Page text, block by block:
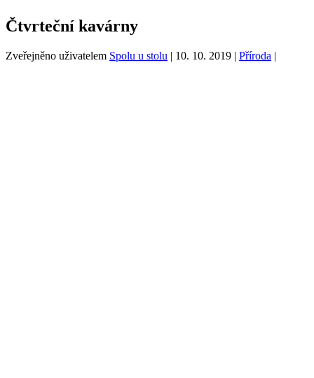
Čtvrteční kavárny
Zveřejněno uživatelem Spolu u stolu | 10. 10. 2019 | Příroda |